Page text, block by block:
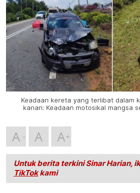
Keadaan kereta yang terlibat dalam
kanan: Keadaan motosikal mangsa
A A A
Untuk berita terkini Sinar Harian,
TikTokkami